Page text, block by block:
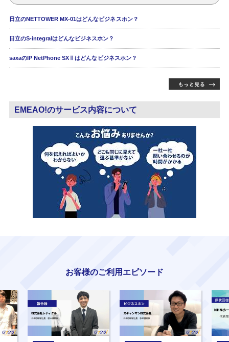
日立のNETTOWER MX-01はどんなビジネスホン？
日立のS-integralはどんなビジネスホン？
saxaのIP NetPhone SXⅡはどんなビジネスホン？
EMEAO!のサービス内容について
お客様のご利用エピソード